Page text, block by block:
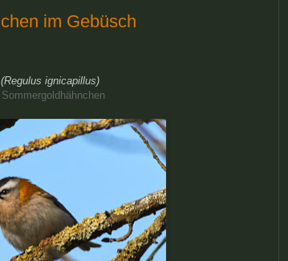
im Gebüsch
(Regulus ignicapillus)